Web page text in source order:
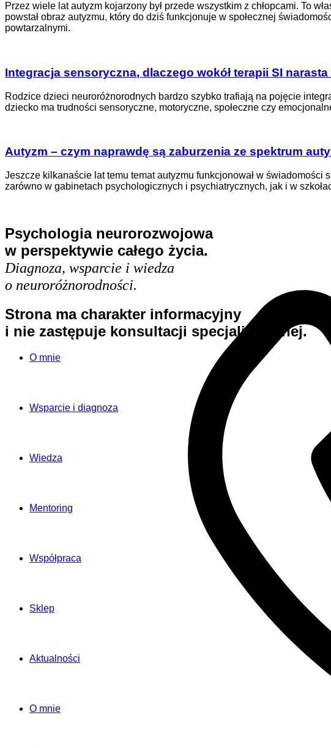
Przez wiele lat autyzm kojarzony był przede wszystkim z chłopcami. To
powstał obraz autyzmu, który do dziś funkcjonuje w społecznej
powtarzalnymi.
Integracja sensoryczna, dlaczego wokół terapii SI
Rodzice dzieci neuroróżnorodnych bardzo szybko trafiają na pojęcie
dziecko ma trudności sensoryczne, motoryczne, społeczne czy
Autyzm – czym naprawdę są zaburzenia ze spektrum
Jeszcze kilkanaście lat temu temat autyzmu funkcjonował w
zarówno w gabinetach psychologicznych i psychiatrycznych, jak i w
Psychologia neurorozwojowa
w perspektywie całego życia.
Diagnoza, wsparcie i wiedza
o neuroróżnorodności.
Strona ma charakter informacyjny
i nie zastępuje konsultacji specjalistycznej.
O mnie
Wsparcie i diagnoza
Wiedza
Mentoring
Współpraca
Sklep
Aktualności
O mnie